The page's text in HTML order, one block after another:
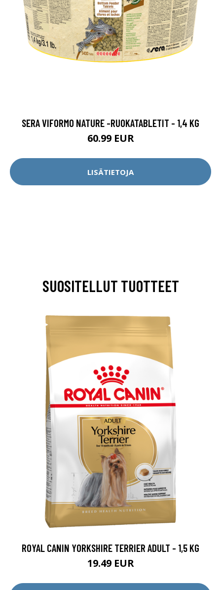
SERA VIFORMO NATURE -RUOKATABLETIT - 1,4 KG
60.99 EUR
LISÄTIETOJA
SUOSITELLUT TUOTTEET
ROYAL CANIN YORKSHIRE TERRIER ADULT - 1,5 KG
19.49 EUR